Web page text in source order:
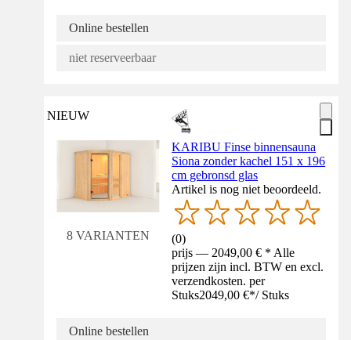
Online bestellen
niet reserveerbaar
NIEUW
8 VARIANTEN
KARIBU Finse binnensauna
Siona zonder kachel 151 x 196
cm gebronsd glas
Artikel is nog niet beoordeeld.
(0)
prijs — 2049,00 € * Alle
prijzen zijn incl. BTW en excl.
verzendkosten. per
Stuks2049,00 €*/ Stuks
Online bestellen